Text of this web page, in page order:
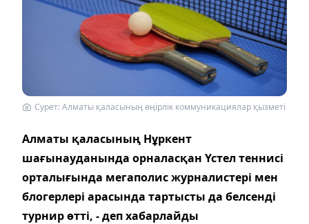
Сурет: Алматы қаласының өңірлік коммуникациялар қызметі
Алматы қаласының Нұркент
шағынауданында орналасқан Үстел теннисі
орталығында мегаполис журналистері мен
блогерлері арасында тартысты да белсенді
турнир өтті, - деп хабарлайды